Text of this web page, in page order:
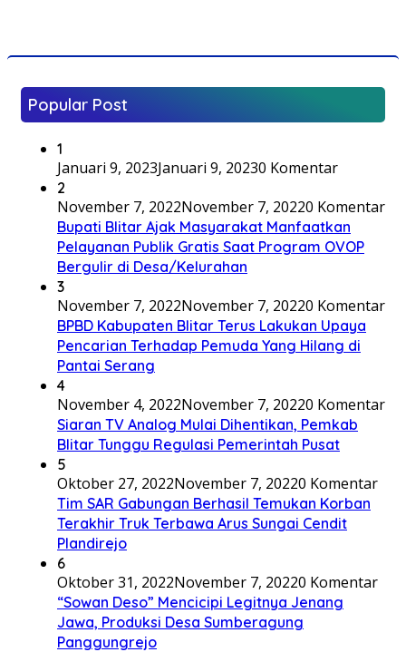
Popular Post
1
Januari 9, 2023Januari 9, 20230 Komentar
2
November 7, 2022November 7, 20220 Komentar
Bupati Blitar Ajak Masyarakat Manfaatkan
Pelayanan Publik Gratis Saat Program OVOP
Bergulir di Desa/Kelurahan
3
November 7, 2022November 7, 20220 Komentar
BPBD Kabupaten Blitar Terus Lakukan Upaya
Pencarian Terhadap Pemuda Yang Hilang di
Pantai Serang
4
November 4, 2022November 7, 20220 Komentar
Siaran TV Analog Mulai Dihentikan, Pemkab
Blitar Tunggu Regulasi Pemerintah Pusat
5
Oktober 27, 2022November 7, 20220 Komentar
Tim SAR Gabungan Berhasil Temukan Korban
Terakhir Truk Terbawa Arus Sungai Cendit
Plandirejo
6
Oktober 31, 2022November 7, 20220 Komentar
“Sowan Deso” Mencicipi Legitnya Jenang
Jawa, Produksi Desa Sumberagung
Panggungrejo